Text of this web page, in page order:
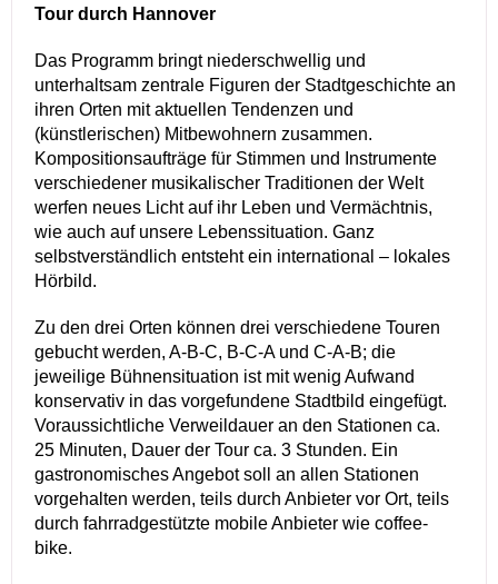
Tour durch Hannover
Das Programm bringt niederschwellig und
unterhaltsam zentrale Figuren der Stadtgeschichte an
ihren Orten mit aktuellen Tendenzen und
(künstlerischen) Mitbewohnern zusammen.
Kompositionsaufträge für Stimmen und Instrumente
verschiedener musikalischer Traditionen der Welt
werfen neues Licht auf ihr Leben und Vermächtnis,
wie auch auf unsere Lebenssituation. Ganz
selbstverständlich entsteht ein international – lokales
Hörbild.
Zu den drei Orten können drei verschiedene Touren
gebucht werden, A-B-C, B-C-A und C-A-B; die
jeweilige Bühnensituation ist mit wenig Aufwand
konservativ in das vorgefundene Stadtbild eingefügt.
Voraussichtliche Verweildauer an den Stationen ca.
25 Minuten, Dauer der Tour ca. 3 Stunden. Ein
gastronomisches Angebot soll an allen Stationen
vorgehalten werden, teils durch Anbieter vor Ort, teils
durch fahrradgestützte mobile Anbieter wie coffee-
bike.